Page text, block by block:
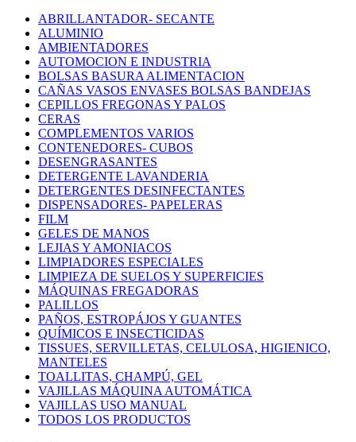
ABRILLANTADOR- SECANTE
ALUMINIO
AMBIENTADORES
AUTOMOCION E INDUSTRIA
BOLSAS BASURA ALIMENTACION
CAÑAS VASOS ENVASES BOLSAS BANDEJAS
CEPILLOS FREGONAS Y PALOS
CERAS
COMPLEMENTOS VARIOS
CONTENEDORES- CUBOS
DESENGRASANTES
DETERGENTE LAVANDERIA
DETERGENTES DESINFECTANTES
DISPENSADORES- PAPELERAS
FILM
GELES DE MANOS
LEJIAS Y AMONIACOS
LIMPIADORES ESPECIALES
LIMPIEZA DE SUELOS Y SUPERFICIES
MÁQUINAS FREGADORAS
PALILLOS
PAÑOS, ESTROPÁJOS Y GUANTES
QUÍMICOS E INSECTICIDAS
TISSUES, SERVILLETAS, CELULOSA, HIGIENICO,
MANTELES
TOALLITAS, CHAMPÚ, GEL
VAJILLAS MÁQUINA AUTOMÁTICA
VAJILLAS USO MANUAL
TODOS LOS PRODUCTOS